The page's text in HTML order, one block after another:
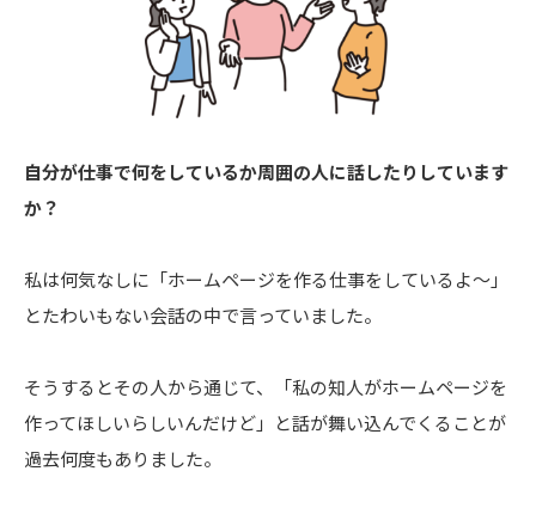
自分が仕事で何をしているか周囲の人に話したりしています
か？
私は何気なしに「ホームページを作る仕事をしているよ〜」
とたわいもない会話の中で言っていました。
そうするとその人から通じて、「私の知人がホームページを
作ってほしいらしいんだけど」と話が舞い込んでくることが
過去何度もありました。